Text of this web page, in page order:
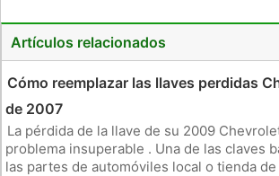
Artículos relacionados
Cómo reemplazar las llaves perdidas
de 2007
La pérdida de la llave de su 2009
problema insuperable . Una de las claves
las partes de automóviles local o tienda